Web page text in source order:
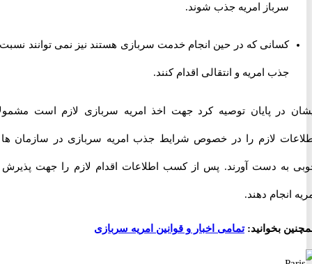
سرباز امریه جذب شوند.
کسانی که در حین انجام خدمت سربازی هستند نیز نمی توانند نسبت به
جذب امریه و انتقالی اقدام کنند.
در پایان توصیه کرد جهت اخذ امریه سربازی لازم است مشمولان
لازم را در خصوص شرایط جذب امریه سربازی در سازمان ها به
به دست آورند. پس از کسب اطلاعات اقدام لازم را جهت پذیرش در
دهند.
بخوانید: تمامی اخبار و قوانین امریه سربازی